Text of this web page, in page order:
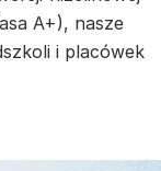
A+), nasze
i placówek